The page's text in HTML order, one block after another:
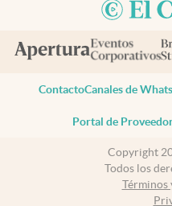
ContactoCanales de
Portal de
Copyright
Todos los
Términos